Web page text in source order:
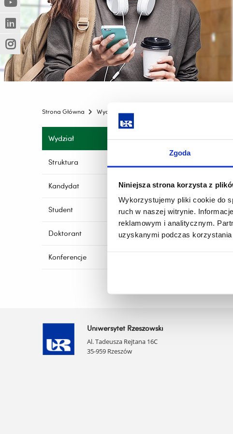
Zgoda
Niniejsza strona korzysta z
Wykorzystujemy pliki cookie do
ruch w naszej witrynie.
reklamowym i analitycznym.
uzyskanymi podczas korzystania
innej
strony)
(Nowe
okno)
(Link
do
innej
strony)
(Nowe
okno)
(Link
do
innej
strony)
(Nowe
okno)
(Link
do
innej
strony)
Strona Główna Wydziały
Pomiń
nawigację
i
treści
Wydział
Struktura
Kandydat
Student
Doktorant
Konferencje
Uniwersytet Rzeszowski
Al. Tadeusza Rejtana 16C
35-959 Rzeszów